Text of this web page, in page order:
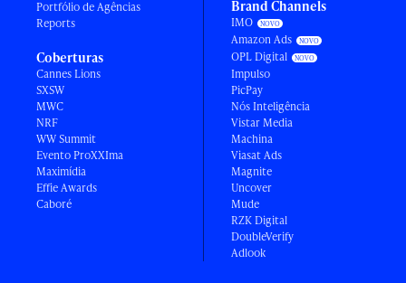
Portfólio de Agências
Reports
Coberturas
Cannes Lions
SXSW
MWC
NRF
WW Summit
Evento ProXXIma
Maximídia
Effie Awards
Caboré
Brand Channels
IMO
Amazon Ads
OPL Digital
Impulso
PicPay
Nós Inteligência
Vistar Media
Machina
Viasat Ads
Magnite
Uncover
Mude
RZK Digital
DoubleVerify
Adlook